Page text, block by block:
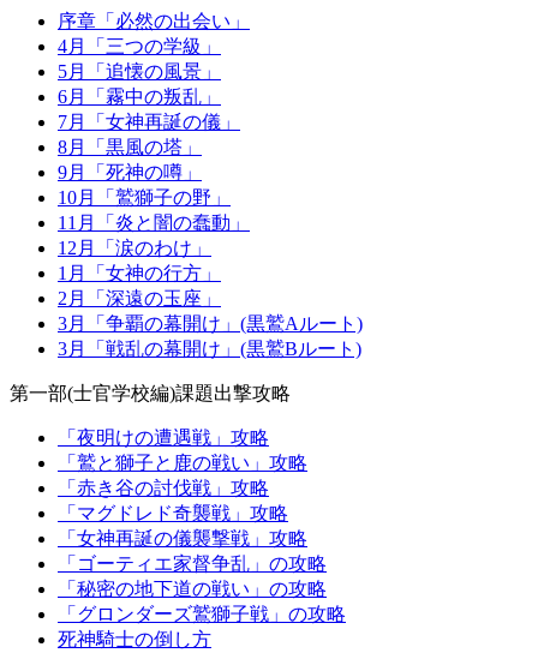
序章「必然の出会い」
4月「三つの学級」
5月「追懐の風景」
6月「霧中の叛乱」
7月「女神再誕の儀」
8月「黒風の塔」
9月「死神の噂」
10月「鷲獅子の野」
11月「炎と闇の蠢動」
12月「涙のわけ」
1月「女神の行方」
2月「深遠の玉座」
3月「争覇の幕開け」(黒鷲Aルート)
3月「戦乱の幕開け」(黒鷲Bルート)
第一部(士官学校編)課題出撃攻略
「夜明けの遭遇戦」攻略
「鷲と獅子と鹿の戦い」攻略
「赤き谷の討伐戦」攻略
「マグドレド奇襲戦」攻略
「女神再誕の儀襲撃戦」攻略
「ゴーティエ家督争乱」の攻略
「秘密の地下道の戦い」の攻略
「グロンダーズ鷲獅子戦」の攻略
死神騎士の倒し方